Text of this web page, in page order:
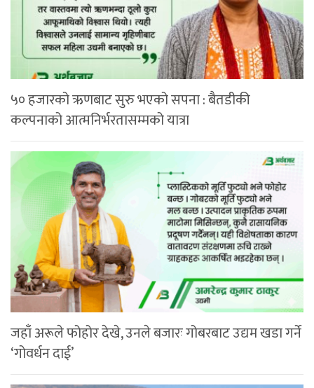
५० हजारको ऋणबाट सुरु भएको सपना : बैतडीकी
कल्पनाको आत्मनिर्भरतासम्मको यात्रा
जहाँ अरूले फोहोर देखे, उनले बजारः गोबरबाट उद्यम खडा गर्ने
‘गोवर्धन दाई’